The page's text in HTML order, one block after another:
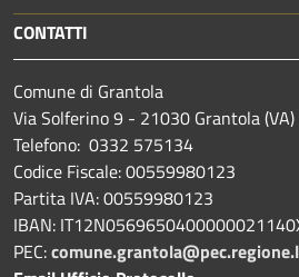
CONTATTI
Comune di Grantola
Via Solferino 9 - 21030 Grantola (VA)
Telefono: 0332 575134
Codice Fiscale: 00559980123
Partita IVA: 00559980123
IBAN:
PEC: